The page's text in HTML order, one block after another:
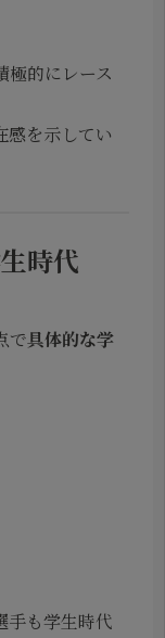
極的にレース
感を示してい
時代
で具体的な学
手も学生時代